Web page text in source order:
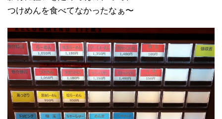
つけめんを食べてなかったなぁ〜